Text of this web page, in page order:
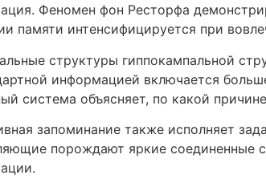
Феномен фон Ресторфа
памяти интенсифицируется при
структуры гиппокампальной
информацией включается
система объясняет, по какой
запоминание также исполняет
порождают яркие соединенные